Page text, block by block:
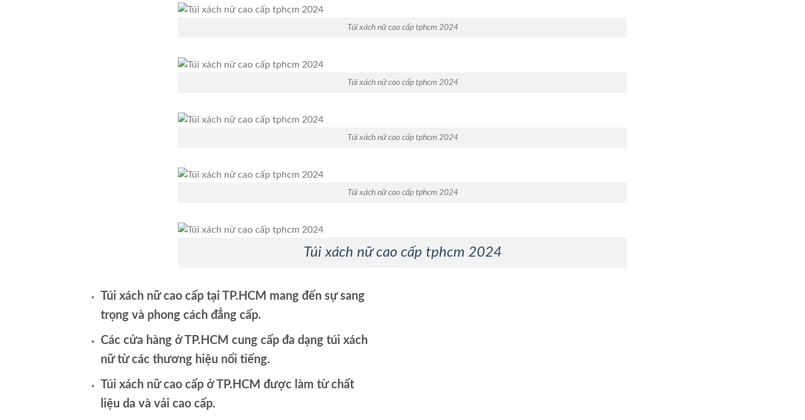
Túi xách nữ cao cấp tphcm 2024
Túi xách nữ cao cấp tphcm 2024
Túi xách nữ cao cấp tphcm 2024
Túi xách nữ cao cấp tphcm 2024
Túi xách nữ cao cấp tphcm 2024
Túi xách nữ cao cấp tại TP.HCM mang đến sự sang
trọng và phong cách đẳng cấp.
Các cửa hàng ở TP.HCM cung cấp đa dạng túi xách
nữ từ các thương hiệu nổi tiếng.
Túi xách nữ cao cấp ở TP.HCM được làm từ chất
liệu da và vải cao cấp.